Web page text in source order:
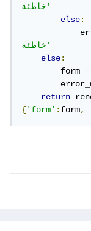
خاطئة'
else:
خاطئة'
else:
        form
=
return
{'form':form,